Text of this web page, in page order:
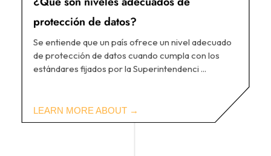
protección de datos?
Se entiende que un país ofrece un nivel adecuado
de protección de datos cuando cumpla con los
estándares fijados por la Superintendenci ...